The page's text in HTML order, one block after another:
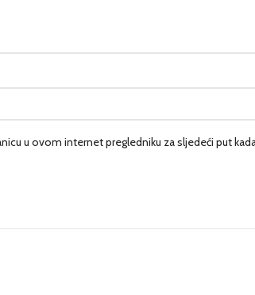
u ovom internet pregledniku za sljedeći put